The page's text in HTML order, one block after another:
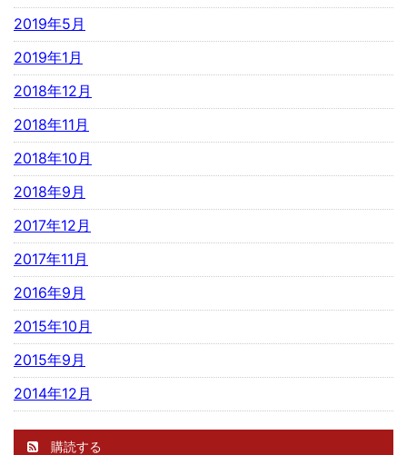
2019年5月
2019年1月
2018年12月
2018年11月
2018年10月
2018年9月
2017年12月
2017年11月
2016年9月
2015年10月
2015年9月
2014年12月
購読する